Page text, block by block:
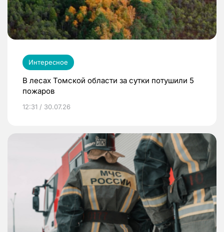
Интересное
В лесах Томской области за сутки потушили 5
пожаров
12:31 / 30.07.26